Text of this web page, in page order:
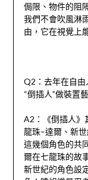
侷限、物件的阻
我們不會吹風淋
由，它在視覺上
Q2 ：去年在自
“倒插人”做裝置
A2 ：《倒插人
龍珠–達爾、新
這幾個角色的共
爾在七龍珠的故
新世紀的角色設